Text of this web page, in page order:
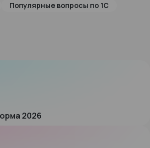
Популярные вопросы по 1С
2026